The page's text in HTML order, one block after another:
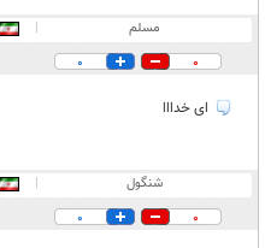
مسلم |
0
0
ای خدااا
شنگول |
0
0